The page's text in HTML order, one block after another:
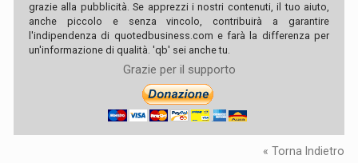
grazie alla pubblicità. Se apprezzi i nostri contenuti, il tuo aiuto,
anche piccolo e senza vincolo, contribuirà a garantire
l'indipendenza di quotedbusiness.com e farà la differenza per
un'informazione di qualità. 'qb' sei anche tu.
Grazie per il supporto
« Torna Indietro